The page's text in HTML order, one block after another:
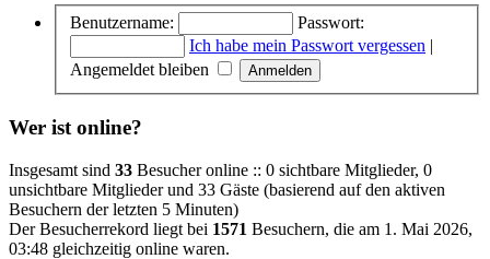
Benutzername:
Passwort:
Ich habe mein Passwort vergessen |
Angemeldet bleiben
Wer ist online?
Insgesamt sind 33 Besucher online :: 0 sichtbare Mitglieder, 0
unsichtbare Mitglieder und 33 Gäste (basierend auf den aktiven
Besuchern der letzten 5 Minuten)
Der Besucherrekord liegt bei 1571 Besuchern, die am 1. Mai 2026,
03:48 gleichzeitig online waren.